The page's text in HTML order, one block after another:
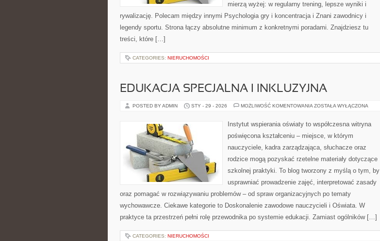
mierzą wyżej: w regularny trening, lepsze wyniki i
rywalizację. Polecam między innymi Psychologia gry i koncentracja i Znani zawodnicy i
legendy sportu. Strona łączy absolutne minimum z konkretnymi poradami. Znajdziesz tu
treści, które […]
CATEGORIES: NIERUCHOMOŚCI
EDUKACJA SPECJALNA I INKLUZYJNA
POSTED BY ADMIN STY - 29 - 2026 MOŻLIWOŚĆ KOMENTOWANIA EDUKACJA
INKLUZYJNA
ZOSTAŁA WYŁĄCZONA
Instytut wspierania oświaty to współczesna witryna
poświęcona kształceniu – miejsce, w którym
nauczyciele, kadra zarządzająca, słuchacze oraz
rodzice mogą pozyskać rzetelne materiały dotyczące
szkolnej praktyki. To blog tworzony z myślą o tym, by
usprawniać prowadzenie zajęć, interpretować zasady
oraz pomagać w rozwiązywaniu problemów – od spraw organizacyjnych po tematy
wychowawcze. Ciekawe kategorie to Doskonalenie zawodowe nauczycieli i Oświata. W
praktyce ta przestrzeń pełni rolę przewodnika po systemie edukacji. Zamiast ogólników […]
CATEGORIES: NIERUCHOMOŚCI